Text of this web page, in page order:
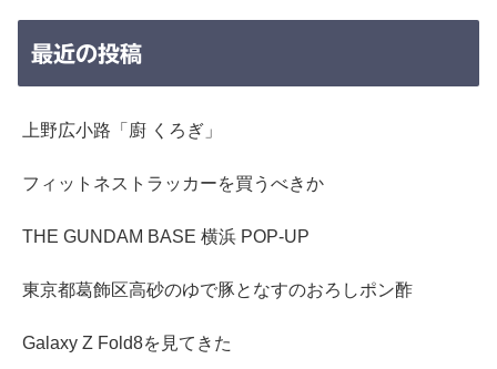
最近の投稿
上野広小路「廚 くろぎ」
フィットネストラッカーを買うべきか
THE GUNDAM BASE 横浜 POP-UP
東京都葛飾区高砂のゆで豚となすのおろしポン酢
Galaxy Z Fold8を見てきた